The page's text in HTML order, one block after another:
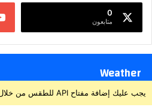
0
متابعون
Weather
يجب عليك إضافة مفتاح API للطقس من خلال صفحة إعدادات القالب > الدمج.